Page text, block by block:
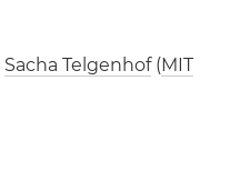
Sacha Telgenhof(MIT